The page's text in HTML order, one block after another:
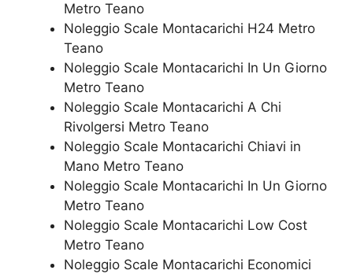
Metro Teano
Noleggio Scale Montacarichi H24 Metro
Teano
Noleggio Scale Montacarichi In Un Giorno
Metro Teano
Noleggio Scale Montacarichi A Chi
Rivolgersi Metro Teano
Noleggio Scale Montacarichi Chiavi in
Mano Metro Teano
Noleggio Scale Montacarichi In Un Giorno
Metro Teano
Noleggio Scale Montacarichi Low Cost
Metro Teano
Noleggio Scale Montacarichi Economici